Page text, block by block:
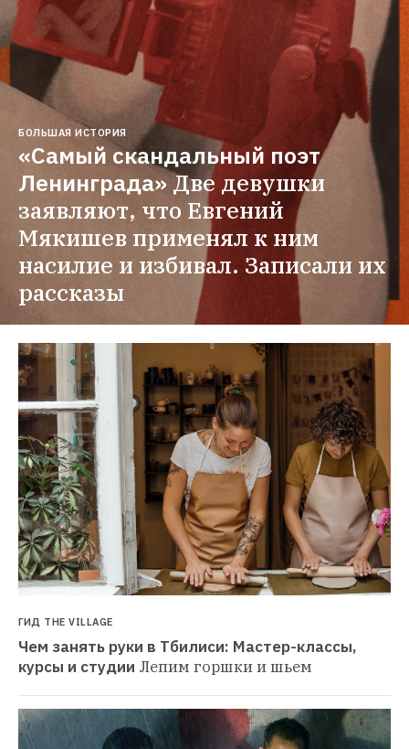
БОЛЬШАЯ ИСТОРИЯ
«Самый скандальный поэт
Ленинграда»Две девушки
заявляют, что Евгений
Мякишев применял к ним
насилие и избивал. Записали их
рассказы
ГИД THE VILLAGE
Чем занять руки в Тбилиси: Мастер-классы,
курсы и студии Лепим горшки и шьем